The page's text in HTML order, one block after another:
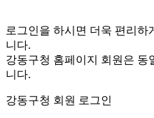
로그인을 하시면 더욱 편리하
니다.
강동구청 홈페이지 회원은 동
니다.
강동구청 회원 로그인